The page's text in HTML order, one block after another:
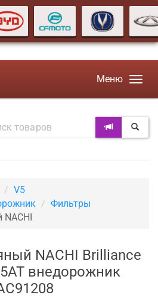
Меню
V5
Фильтры
NACHI Brilliance
внедорожник